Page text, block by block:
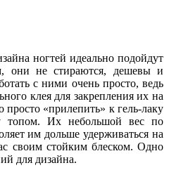
ногтей идеально подойдут
они не стираются, дешевы и
с ними очень просто, ведь
клея для закрепления их на
«прилепить» к гель-лаку
топом. Их небольшой вес по
им дольше удерживаться на
своим стойким блеском. Одно
для дизайна.